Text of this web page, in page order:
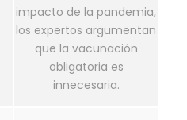
impacto de la pandemia,
los expertos argumentan
que la vacunación
obligatoria es
innecesaria.